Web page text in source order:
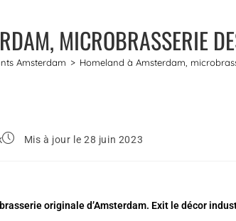
MICROBRASSERIE
Amsterdam > Homeland à Amsterdam,
Mis à jour le 28 juin 2023
originale d’Amsterdam. Exit le décor